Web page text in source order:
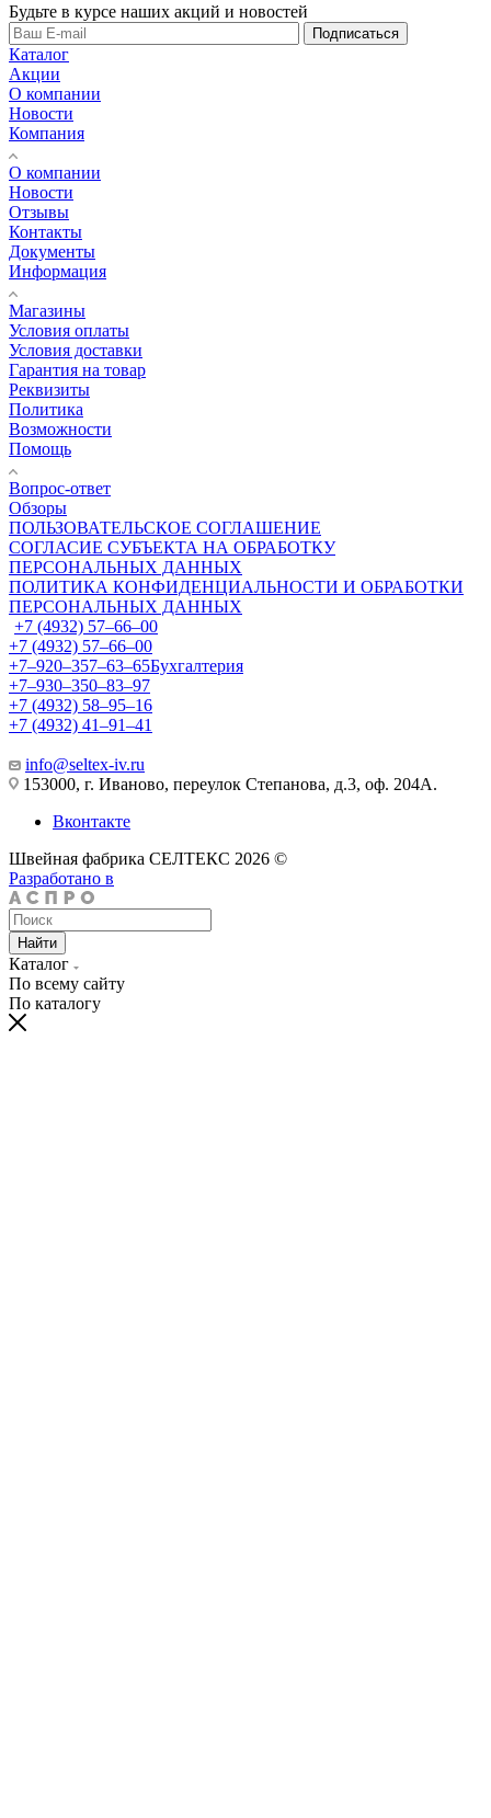
Будьте в курсе наших акций и новостей
Подписаться
Каталог
Акции
О компании
Новости
Компания
О компании
Новости
Отзывы
Контакты
Документы
Информация
Магазины
Условия оплаты
Условия доставки
Гарантия на товар
Реквизиты
Политика
Возможности
Помощь
Вопрос-ответ
Обзоры
ПОЛЬЗОВАТЕЛЬСКОЕ СОГЛАШЕНИЕ
СОГЛАСИЕ СУБЪЕКТА НА ОБРАБОТКУ
ПЕРСОНАЛЬНЫХ ДАННЫХ
ПОЛИТИКА КОНФИДЕНЦИАЛЬНОСТИ И ОБРАБОТКИ
ПЕРСОНАЛЬНЫХ ДАННЫХ
+7 (4932) 57‒66‒00
+7 (4932) 57‒66‒00
+7‒920‒357‒63‒65Бухгалтерия
+7‒930‒350‒83‒97
+7 (4932) 58‒95‒16
+7 (4932) 41‒91‒41
info@seltex-iv.ru
153000, г. Иваново, переулок Степанова, д.3, оф. 204А.
Вконтакте
Швейная фабрика СЕЛТЕКС 2026 ©
Разработано в
Найти
Каталог
По всему сайту
По каталогу